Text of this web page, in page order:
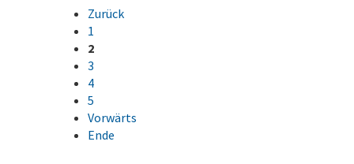
Zurück
1
2
3
4
5
Vorwärts
Ende